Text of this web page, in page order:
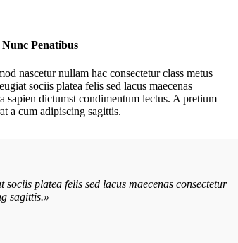
Penatibus
nascetur nullam hac consectetur class metus
sociis platea felis sed lacus maecenas
sapien dictumst condimentum lectus. A pretium
a cum adipiscing sagittis.
platea felis sed lacus maecenas consectetur
sagittis.»